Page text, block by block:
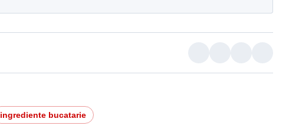
ingrediente bucatarie